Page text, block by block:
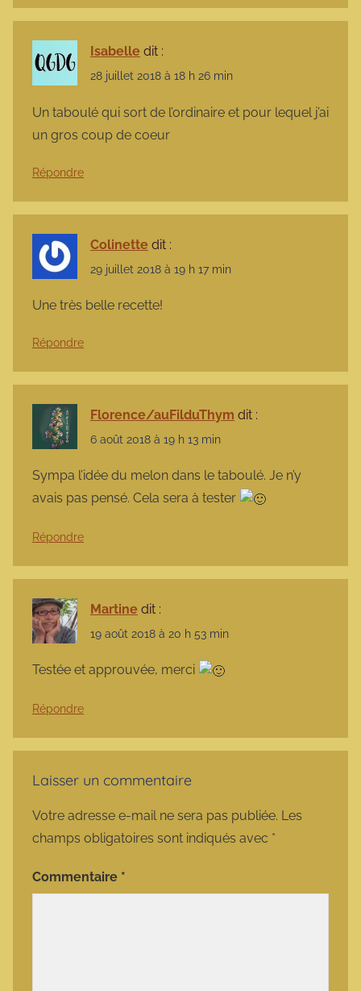
Isabelle dit :
28 juillet 2018 à 18 h 26 min
Un taboulé qui sort de l’ordinaire et pour lequel j’ai
un gros coup de coeur
Répondre
Colinette dit :
29 juillet 2018 à 19 h 17 min
Une très belle recette!
Répondre
Florence/auFilduThym dit :
6 août 2018 à 19 h 13 min
Sympa l’idée du melon dans le taboulé. Je n’y
avais pas pensé. Cela sera à tester
Répondre
Martine dit :
19 août 2018 à 20 h 53 min
Testée et approuvée, merci
Répondre
Laisser un commentaire
Votre adresse e-mail ne sera pas publiée. Les
champs obligatoires sont indiqués avec *
Commentaire *